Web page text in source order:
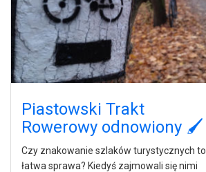
Piastowski Trakt
Rowerowy odnowiony 🖌
Czy znakowanie szlaków turystycznych to
łatwa sprawa? Kiedyś zajmowali się nimi